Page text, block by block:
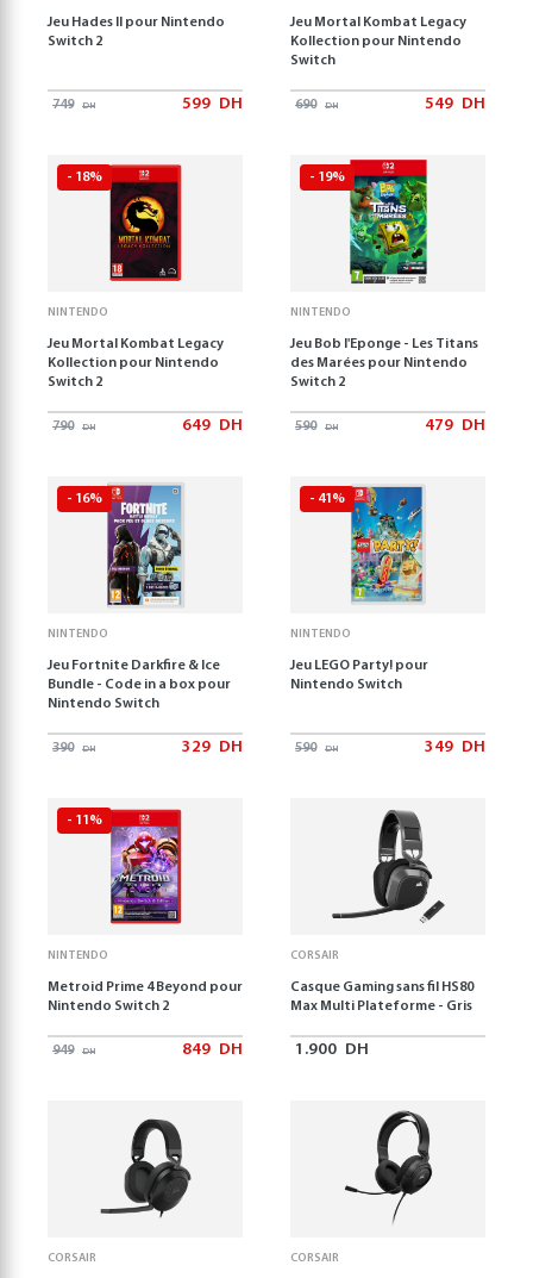
Jeu Hades II pour Nintendo
Switch 2
749 DH 599 DH
Jeu Mortal Kombat Legacy
Kollection pour Nintendo
Switch
690 DH 549 DH
- 18%
NINTENDO
Jeu Mortal Kombat Legacy
Kollection pour Nintendo
Switch 2
790 DH 649 DH
- 19%
NINTENDO
Jeu Bob l'Eponge - Les Titans
des Marées pour Nintendo
Switch 2
590 DH 479 DH
- 16%
NINTENDO
Jeu Fortnite Darkfire & Ice
Bundle - Code in a box pour
Nintendo Switch
390 DH 329 DH
- 41%
NINTENDO
Jeu LEGO Party! pour
Nintendo Switch
590 DH 349 DH
- 11%
NINTENDO
Metroid Prime 4 Beyond pour
Nintendo Switch 2
949 DH 849 DH
CORSAIR
Casque Gaming sans fil HS80
Max Multi Plateforme - Gris
1.900 DH
CORSAIR CORSAIR